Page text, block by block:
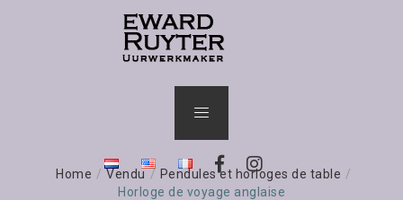
Home / Vendu / Pendules et horloges de table /
Horloge de voyage anglaise